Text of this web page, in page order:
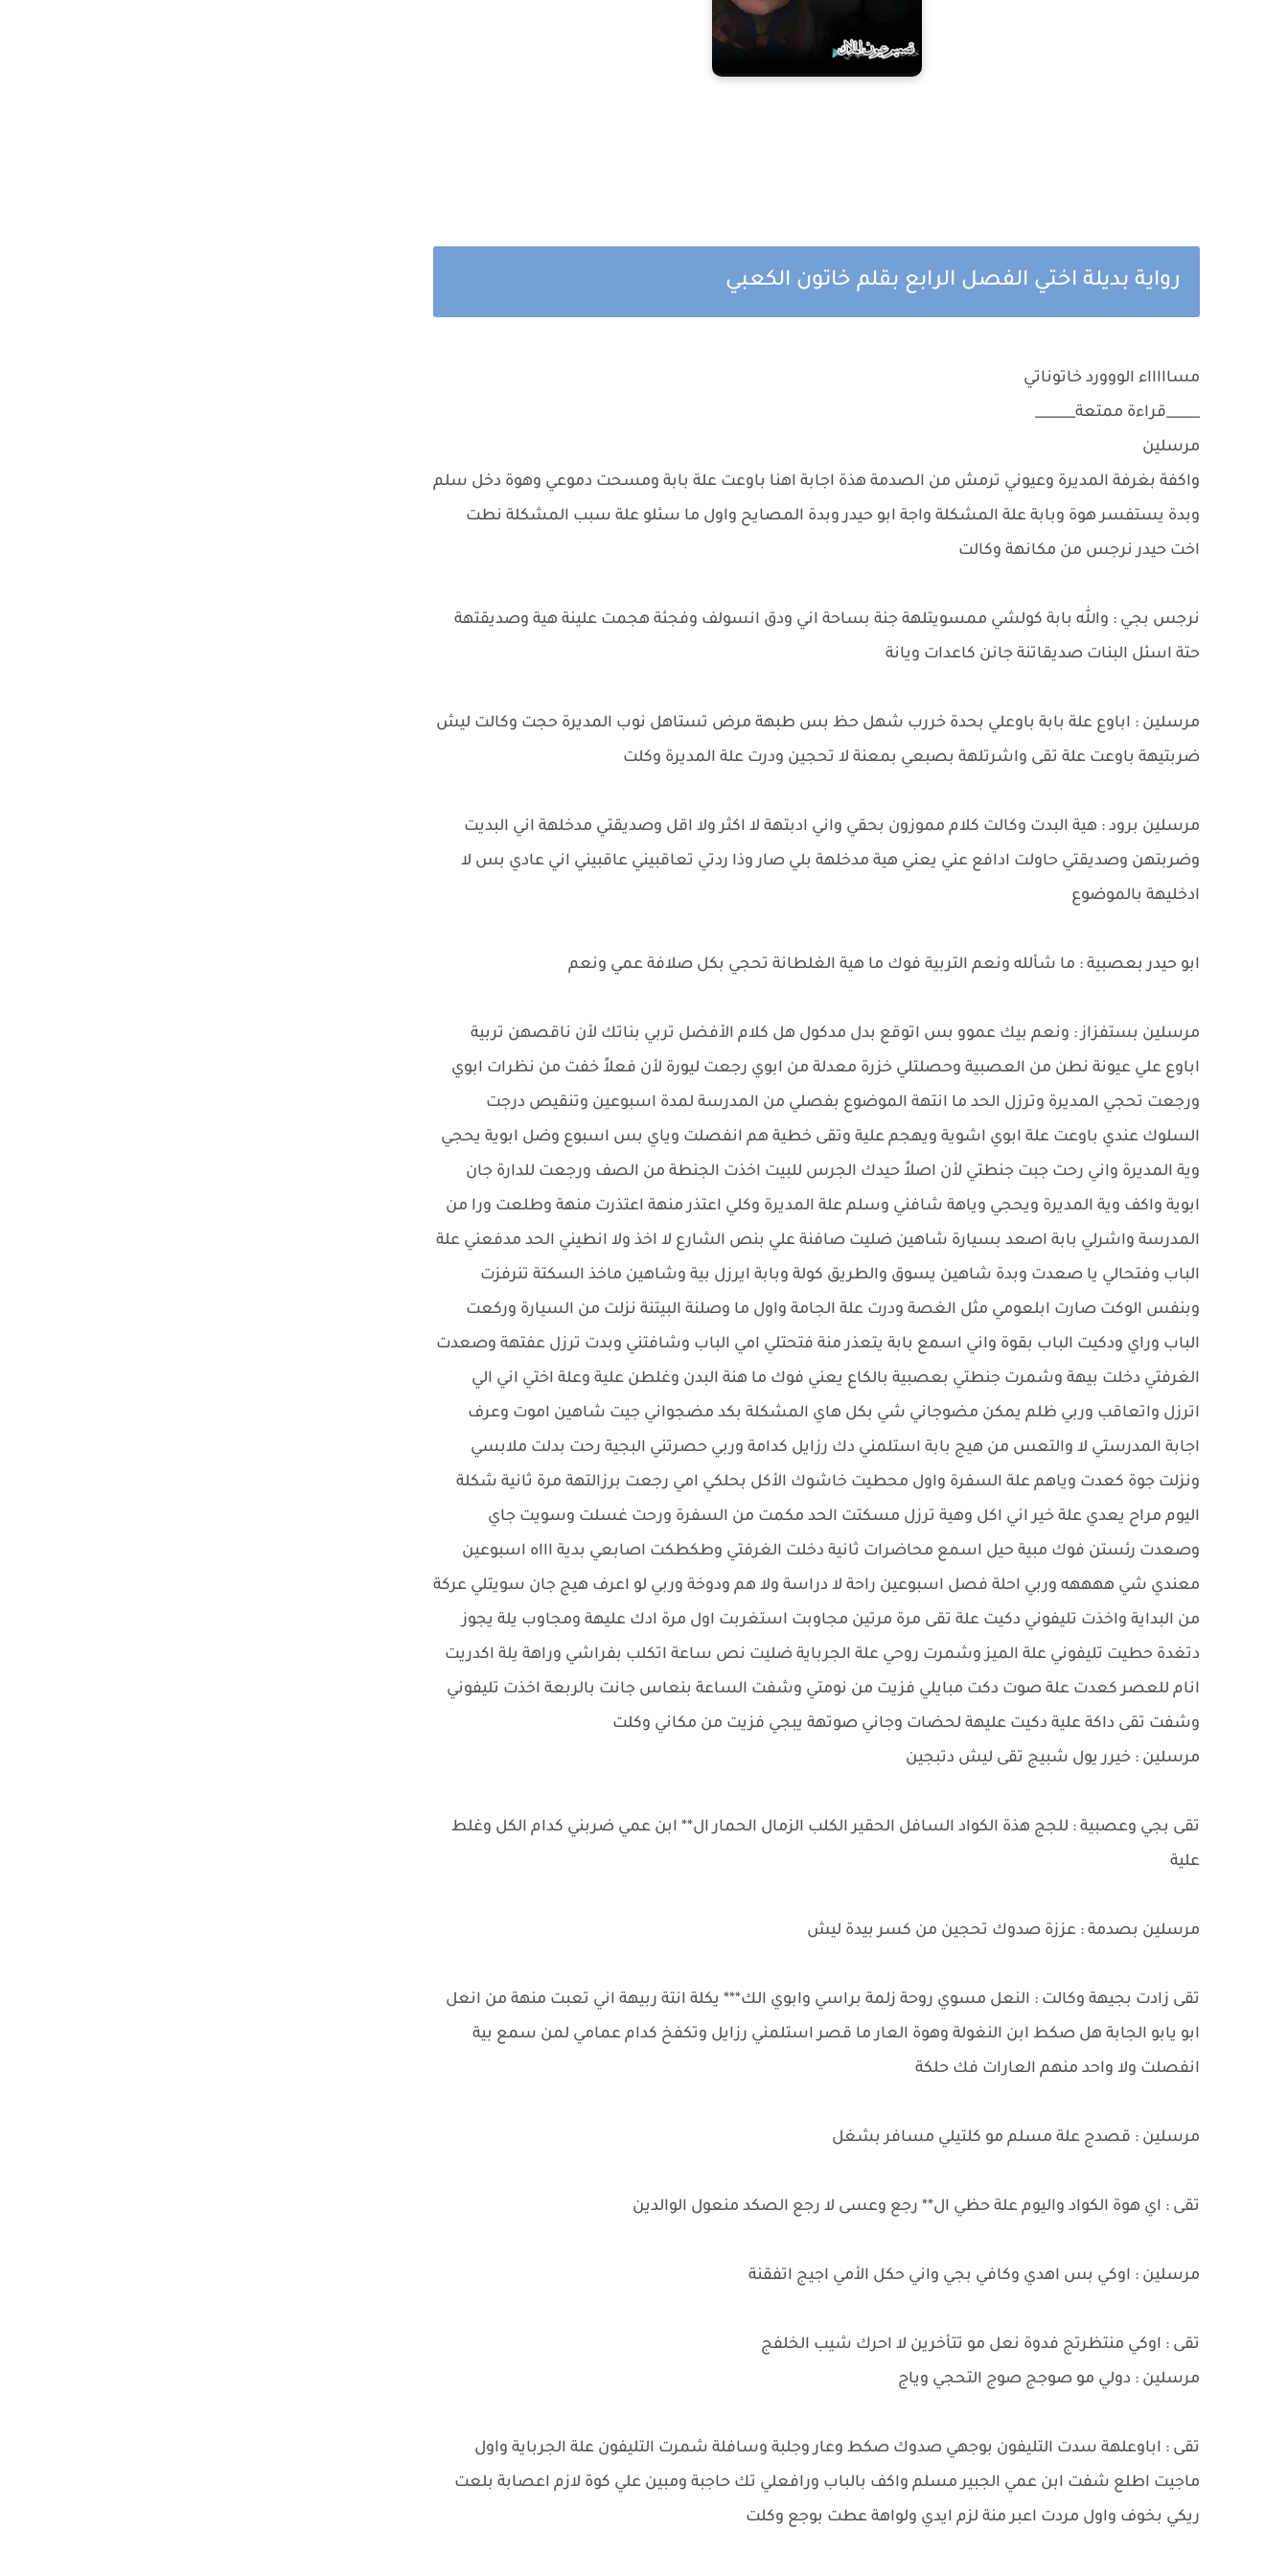
رواية بديلة اختي الفصل الرابع بقلم خاتون الكعبي
مساااااء الووورد خاتوناتي
_____قراءة ممتعة______
مرسلين
واكفة بغرفة المديرة وعيوني ترمش من الصدمة هذة اجابة اهنا باوعت علة بابة ومسحت دموعي وهوة دخل سلم
وبدة يستفسر هوة وبابة علة المشكلة واجة ابو حيدر وبدة المصايح واول ما سئلو علة سبب المشكلة نطت
اخت حيدر نرجس من مكانهة وكالت
نرجس بجي : والله بابة كولشي ممسويتلهة جنة بساحة اني ودق انسولف وفجئة هجمت علينة هية وصديقتهة
حتة اسئل البنات صديقاتنة جانن كاعدات ويانة
مرسلين : اباوع علة بابة باوعلي بحدة خررب شهل حظ بس طبهة مرض تستاهل نوب المديرة حجت وكالت ليش
ضربتيهة باوعت علة تقى واشرتلهة بصبعي بمعنة لا تحجين ودرت علة المديرة وكلت
مرسلين برود : هية البدت وكالت كلام مموزون بحقي واني ادبتهة لا اكثر ولا اقل وصديقتي مدخلهة اني البديت
وضربتهن وصديقتي حاولت ادافع عني يعني هية مدخلهة بلي صار وذا ردتي تعاقبيني عاقبيني اني عادي بس لا
ادخليهة بالموضوع
ابو حيدر بعصبية : ما شألله ونعم التربية فوك ما هية الغلطانة تحجي بكل صلافة عمي ونعم
مرسلين بستفزاز : ونعم بيك عموو بس اتوقع بدل مدكول هل كلام الأفضل تربي بناتك لأن ناقصهن تربية
اباوع علي عيونة نطن من العصبية وحصلتلي خزرة معدلة من ابوي رجعت ليورة لأن فعلاً خفت من نظرات ابوي
ورجعت تحجي المديرة وترزل الحد ما انتهة الموضوع بفصلي من المدرسة لمدة اسبوعين وتنقيص درجت
السلوك عندي باوعت علة ابوي اشوية ويهجم علية وتقى خطية هم انفصلت وياي بس اسبوع وضل ابوية يحجي
وية المديرة واني رحت جبت جنطتي لأن اصلاً حيدك الجرس للبيت اخذت الجنطة من الصف ورجعت للدارة جان
ابوية واكف وية المديرة ويحجي وياهة شافني وسلم علة المديرة وكلي اعتذر منهة اعتذرت منهة وطلعت ورا من
المدرسة واشرلي بابة اصعد بسيارة شاهين ضليت صافنة علي بنص الشارع لا اخذ ولا انطيني الحد مدفعني علة
الباب وفتحالي يا صعدت وبدة شاهين يسوق والطريق كولة وبابة ايرزل بية وشاهين ماخذ السكتة تنرفزت
وبنفس الوكت صارت ابلعومي مثل الغصة ودرت علة الجامة واول ما وصلنة البيتنة نزلت من السيارة وركعت
الباب وراي ودكيت الباب بقوة واني اسمع بابة يتعذر منة فتحتلي امي الباب وشافتني وبدت ترزل عفتهة وصعدت
الغرفتي دخلت بيهة وشمرت جنطتي بعصبية بالكاع يعني فوك ما هنة البدن وغلطن علية وعلة اختي اني الي
اترزل واتعاقب وربي ظلم يمكن مضوجاني شي بكل هاي المشكلة بكد مضجواني جيت شاهين اموت وعرف
اجابة المدرستي لا والتعس من هيج بابة استلمني دك رزايل كدامة وربي حصرتني البجية رحت بدلت ملابسي
ونزلت جوة كعدت وياهم علة السفرة واول محطيت خاشوك الأكل بحلكي امي رجعت برزالتهة مرة ثانية شكلة
اليوم مراح يعدي علة خير اني اكل وهية ترزل مسكتت الحد مكمت من السفرة ورحت غسلت وسويت جاي
وصعدت رئستن فوك مبية حيل اسمع محاضرات ثانية دخلت الغرفتي وطكطكت اصابعي بدية اااه اسبوعين
معندي شي ههههه وربي احلة فصل اسبوعين راحة لا دراسة ولا هم ودوخة وربي لو اعرف هيج جان سويتلي عركة
من البداية واخذت تليفوني دكيت علة تقى مرة مرتين مجاوبت استغربت اول مرة ادك عليهة ومجاوب يلة يجوز
دتغدة حطيت تليفوني علة الميز وشمرت روحي علة الجرباية ضليت نص ساعة اتكلب بفراشي وراهة يلة اكدريت
انام للعصر كعدت علة صوت دكت مبايلي فزيت من نومتي وشفت الساعة بنعاس جانت بالربعة اخذت تليفوني
وشفت تقى داكة علية دكيت عليهة لحضات وجاني صوتهة يبجي فزيت من مكاني وكلت
مرسلين : خيرر يول شبيج تقى ليش دتبجين
تقى بجي وعصبية : للجج هذة الكواد السافل الحقير الكلب الزمال الحمار ال** ابن عمي ضربني كدام الكل وغلط
علية
مرسلين بصدمة : عززة صدوك تحجين من كسر بيدة ليش
تقى زادت بجيهة وكالت : النعل مسوي روحة زلمة براسي وابوي الك*** يكلة انتة ربيهة اني تعبت منهة من انعل
ابو يابو الجابة هل صكط ابن النغولة وهوة العار ما قصر استلمني رزايل وتكفخ كدام عمامي لمن سمع بية
انفصلت ولا واحد منهم العارات فك حلكة
مرسلين : قصدج علة مسلم مو كلتيلي مسافر بشغل
تقى : اي هوة الكواد واليوم علة حظي ال** رجع وعسى لا رجع الصكد منعول الوالدين
مرسلين : اوكي بس اهدي وكافي بجي واني حكل الأمي اجيج اتفقنة
تقى : اوكي منتظرتج فدوة نعل مو تتأخرين لا احرك شيب الخلفج
مرسلين : دولي مو صوجج صوج التحجي وياج
تقى : اباوعلهة سدت التليفون بوجهي صدوك صكط وعار وجلبة وسافلة شمرت التليفون علة الجرباية واول
ماجيت اطلع شفت ابن عمي الجبير مسلم واكف بالباب ورافعلي تك حاجبة ومبين علي كوة لازم اعصابة بلعت
ريكي بخوف واول مردت اعبر منة لزم ايدي ولواهة عطت بوجع وكلت